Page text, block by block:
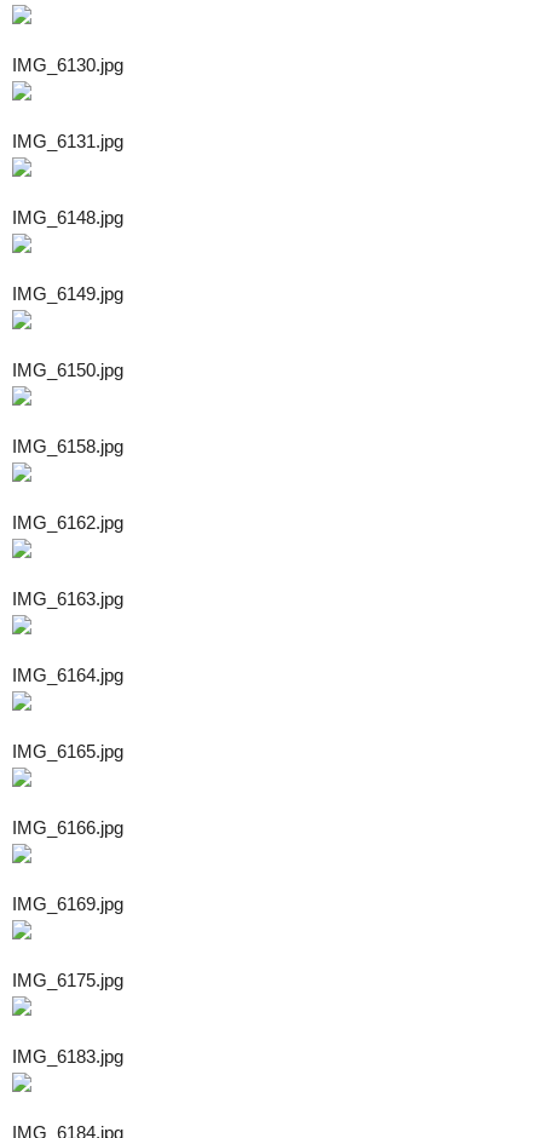
IMG_6130.jpg
IMG_6131.jpg
IMG_6148.jpg
IMG_6149.jpg
IMG_6150.jpg
IMG_6158.jpg
IMG_6162.jpg
IMG_6163.jpg
IMG_6164.jpg
IMG_6165.jpg
IMG_6166.jpg
IMG_6169.jpg
IMG_6175.jpg
IMG_6183.jpg
IMG_6184.jpg